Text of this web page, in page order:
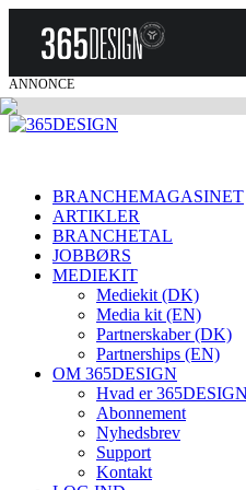
ANNONCE
BRANCHEMAGASINET
ARTIKLER
BRANCHETAL
JOBBØRS
MEDIEKIT
Mediekit (DK)
Media kit (EN)
Partnerskaber (DK)
Partnerships (EN)
OM 365DESIGN
Hvad er
Abonnement
Nyhedsbrev
Support
Kontakt